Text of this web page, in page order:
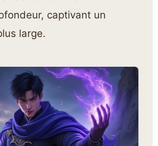
captivant un
large.